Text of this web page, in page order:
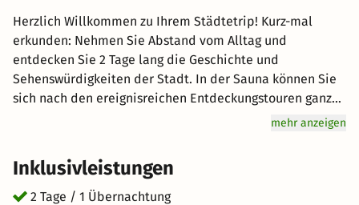
Herzlich Willkommen zu Ihrem Städtetrip! Kurz-mal
erkunden: Nehmen Sie Abstand vom Alltag und
entdecken Sie 2 Tage lang die Geschichte und
Sehenswürdigkeiten der Stadt. In der Sauna können Sie
sich nach den ereignisreichen Entdeckungstouren ganz
entspannt zurücklehnen. Genuss wird hier groß
Frühstücksbuffet für Genießer vital in den Tag. Freuen Sie
sich auf hervorragenden Service und eine entspannte
Atmosphäre für einen unvergesslichen Urlaub. kurz-mal-
mehr anzeigen
Inklusivleistungen
2 Tage / 1 Übernachtung